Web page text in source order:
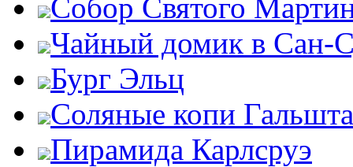
Собор Святого
Чайный домик в Сан-
Бург Эльц
Соляные копи
Пирамида Карлсруэ